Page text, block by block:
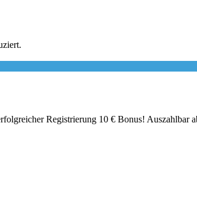
Registrierung 10 € Bonus! Auszahlbar